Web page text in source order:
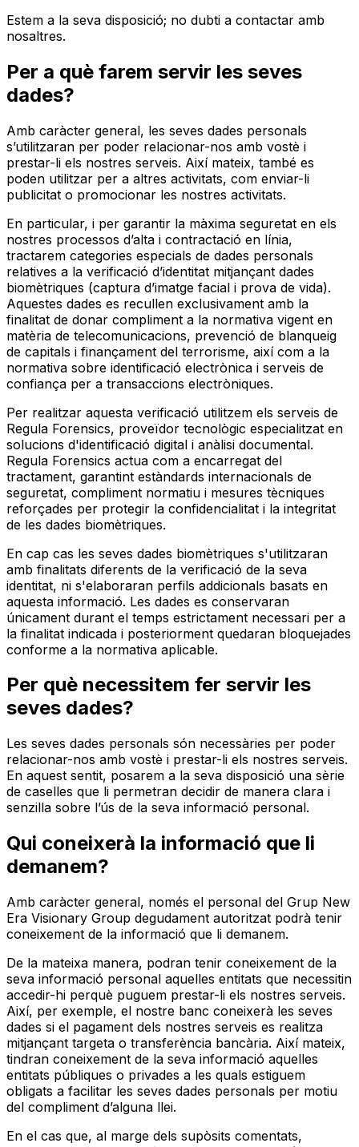
Estem a la seva disposició; no dubti a contactar amb
nosaltres.
Per a què farem servir les seves
dades?
Amb caràcter general, les seves dades personals
s’utilitzaran per poder relacionar-nos amb vostè i
prestar-li els nostres serveis. Així mateix, també es
poden utilitzar per a altres activitats, com enviar-li
publicitat o promocionar les nostres activitats.
En particular, i per garantir la màxima seguretat en els
nostres processos d’alta i contractació en línia,
tractarem categories especials de dades personals
relatives a la verificació d’identitat mitjançant dades
biomètriques (captura d’imatge facial i prova de vida).
Aquestes dades es recullen exclusivament amb la
finalitat de donar compliment a la normativa vigent en
matèria de telecomunicacions, prevenció de blanqueig
de capitals i finançament del terrorisme, així com a la
normativa sobre identificació electrònica i serveis de
confiança per a transaccions electròniques.
Per realitzar aquesta verificació utilitzem els serveis de
Regula Forensics, proveïdor tecnològic especialitzat en
solucions d'identificació digital i anàlisi documental.
Regula Forensics actua com a encarregat del
tractament, garantint estàndards internacionals de
seguretat, compliment normatiu i mesures tècniques
reforçades per protegir la confidencialitat i la integritat
de les dades biomètriques.
En cap cas les seves dades biomètriques s'utilitzaran
amb finalitats diferents de la verificació de la seva
identitat, ni s'elaboraran perfils addicionals basats en
aquesta informació. Les dades es conservaran
únicament durant el temps estrictament necessari per a
la finalitat indicada i posteriorment quedaran bloquejades
conforme a la normativa aplicable.
Per què necessitem fer servir les
seves dades?
Les seves dades personals són necessàries per poder
relacionar-nos amb vostè i prestar-li els nostres serveis.
En aquest sentit, posarem a la seva disposició una sèrie
de caselles que li permetran decidir de manera clara i
senzilla sobre l’ús de la seva informació personal.
Qui coneixerà la informació que li
demanem?
Amb caràcter general, només el personal del Grup New
Era Visionary Group degudament autoritzat podrà tenir
coneixement de la informació que li demanem.
De la mateixa manera, podran tenir coneixement de la
seva informació personal aquelles entitats que necessitin
accedir-hi perquè puguem prestar-li els nostres serveis.
Així, per exemple, el nostre banc coneixerà les seves
dades si el pagament dels nostres serveis es realitza
mitjançant targeta o transferència bancària. Així mateix,
tindran coneixement de la seva informació aquelles
entitats públiques o privades a les quals estiguem
obligats a facilitar les seves dades personals per motiu
del compliment d’alguna llei.
En el cas que, al marge dels supòsits comentats,